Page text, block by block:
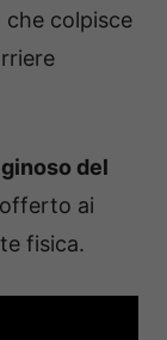
che colpisce
del
ai
fisica.